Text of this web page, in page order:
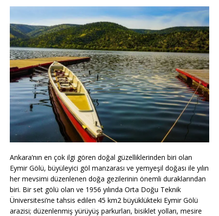
Ankara’nın en çok ilgi gören doğal güzelliklerinden biri olan
Eymir Gölü, büyüleyici göl manzarası ve yemyeşil doğası ile yılın
her mevsimi düzenlenen doğa gezilerinin önemli duraklarından
biri. Bir set gölü olan ve 1956 yılında Orta Doğu Teknik
Üniversitesi’ne tahsis edilen 45 km2 büyüklükteki Eymir Gölü
arazisi; düzenlenmiş yürüyüş parkurları, bisiklet yolları, mesire